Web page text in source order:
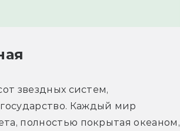
звездных систем,
Каждый мир
полностью покрытая океаном,